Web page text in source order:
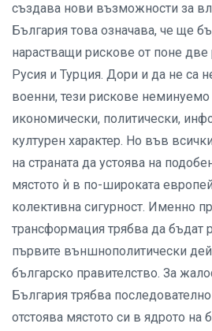
създава нови възможности за
България това означава, че ще
нарастващи рискове от поне две
Русия и Турция. Дори и да не са
военни, тези рискове
икономически, политически,
културен характер. Но във
на страната да устоява на
мястото ѝ в по-широката
колективна сигурност. Именно
трансформация трябва да бъдат
първите външнополитически
българско правителство. За
България трябва
отстоява мястото си в ядрото